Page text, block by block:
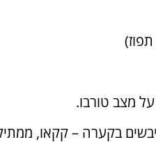
בקערה – קקאו,